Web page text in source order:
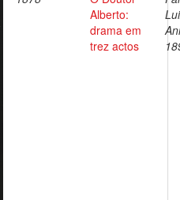
Alberto:
drama em
trez actos